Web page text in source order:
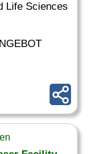
Life Sciences